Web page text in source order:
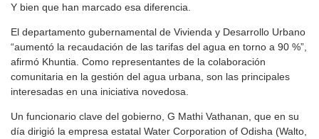
Y bien que han marcado esa diferencia.
El departamento gubernamental de Vivienda y Desarrollo Urbano
“aumentó la recaudación de las tarifas del agua en torno a 90 %”,
afirmó Khuntia. Como representantes de la colaboración
comunitaria en la gestión del agua urbana, son las principales
interesadas en una iniciativa novedosa.
Un funcionario clave del gobierno, G Mathi Vathanan, que en su
día dirigió la empresa estatal Water Corporation of Odisha (Walto,